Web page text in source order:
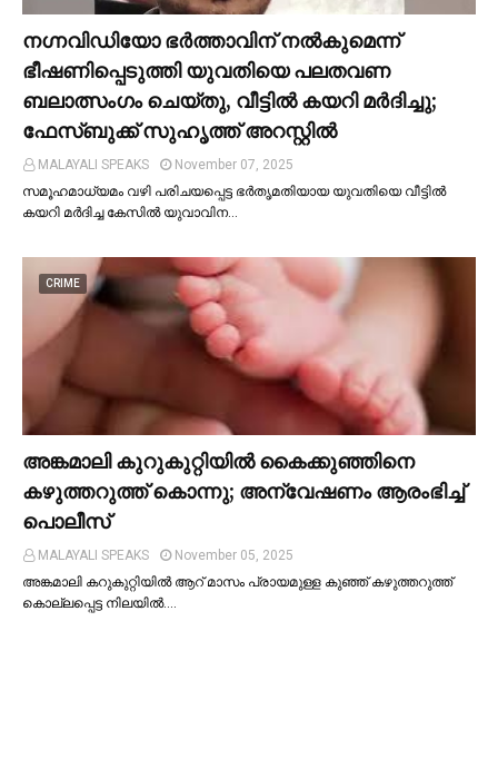
നഗ്നവിഡിയോ ഭര്‍ത്താവിന് നല്‍കുമെന്ന്
ഭീഷണിപ്പെടുത്തി യുവതിയെ പലതവണ
ബലാത്സംഗം ചെയ്തു, വീട്ടില്‍ കയറി മര്‍ദിച്ചു;
ഫേസ്ബുക്ക് സുഹൃത്ത് അറസ്റ്റില്‍
MALAYALI SPEAKS
November 07, 2025
സമൂഹമാധ്യമം വഴി പരിചയപ്പെട്ട ഭർതൃമതിയായ യുവതിയെ വീട്ടില്‍
കയറി മർദിച്ച കേസില്‍ യുവാവിന…
CRIME
അങ്കമാലി കുറുകുറ്റിയില്‍ കൈക്കുഞ്ഞിനെ
കഴുത്തറുത്ത് കൊന്നു; അന്വേഷണം ആരംഭിച്ച്‌
പൊലീസ്
MALAYALI SPEAKS
November 05, 2025
അങ്കമാലി കറുകുറ്റിയില്‍ ആറ് മാസം പ്രായമുള്ള കുഞ്ഞ് കഴുത്തറുത്ത്
കൊല്ലപ്പെട്ട നിലയില്‍.…